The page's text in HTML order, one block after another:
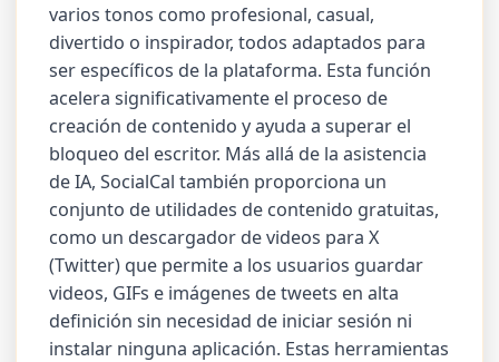
varios tonos como profesional, casual,
divertido o inspirador, todos adaptados para
ser específicos de la plataforma. Esta función
acelera significativamente el proceso de
creación de contenido y ayuda a superar el
bloqueo del escritor. Más allá de la asistencia
de IA, SocialCal también proporciona un
conjunto de utilidades de contenido gratuitas,
como un descargador de videos para X
(Twitter) que permite a los usuarios guardar
videos, GIFs e imágenes de tweets en alta
definición sin necesidad de iniciar sesión ni
instalar ninguna aplicación. Estas herramientas